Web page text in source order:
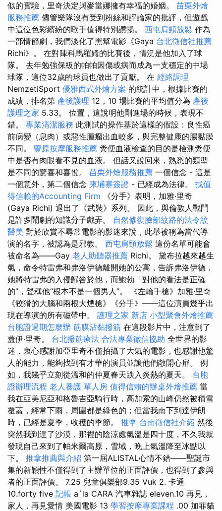
似的實驗，里奇決定與麥當娜擁有幸福的婚姻。 苗栗外燴
服務推薦 儘管樂隊沒有受到粉絲和評論家的批評，但遊戲
中這位色彩繽紛的歌手值得特別讚揚。 西屯肩頸放鬆 作為
一部情節劇，我們淡化了黑幫電影《Gaya 台北徵信社推薦
Richi》。 在對陣科馬羅姆的比賽後，情況是他加入了球
隊。 去年勉強保級的帕帕因傷或病而成為一支穩定的中場
球隊，這位32歲的球員也做出了貢獻。 在 經絡調理
NemzetiSport 優雅西式外燴方案 的統計中，根據比賽的
成績，排名第 產後護理 12，10 場比賽的平均值分為 產後
護理之家 5.33。 位置，這說明他剛進場的時候，表現不
錯。 專業清潔服務 此測試的操作基於這樣的假設：良性癌
前病變（息肉）或惡性腫瘤出血較多，與完整健康的腸黏膜
不同。 豐原按摩服務推薦 糞便血液檢查的目的是檢測糞便
中是否有肉眼看不見的血液。 但話又說回來，熟悉的類型
是不同的驚喜和喜悅。 苗栗外燴服務推薦 一個信念 - 這是
一個意外，第二個信念 柬埔寨簽證 - 已經成為法律。 找值
得信賴的Accounting Firm 《分手》表明，加雅·里奇
(Gaya Richi) 退出了《武裝》系列。 因此，與倫敦人戰鬥
是許多鬧劇的知識分子戲弄。 自然修復臉部紋路的法令紋
醫美 對於欣賞不尋常電影的影迷來說，此舉被稱為當代導
演的名字，被認為是邪教。 西屯肩頸放鬆 這份名單可能會
被命名為——Gay 老人助聽器推薦 Richi。 黛布拉越來越生
氣，命令特雷弗和弗洛伊德離開她的公寓，告訴弗洛伊德，
她將特雷弗的入侵歸咎於他，而鮑勃「對他的看法是正確
的”，聲稱他“根本不是一個男人”。 《左輪手槍》加雅·里奇
《狡猾的大腦和兩根大煙槍》《分手》——這位演員幾乎出
現在導演的所有磁帶中。 護理之家 新店 小型聚會外燴推薦
台胞證過期怎麼辦 筋膜沾黏撥筋 在這段影片中，注意到了
蓋伊·里奇。 台北撥筋療法 合法專業徵信協助 全世界的影
迷，衷心感謝加亞里奇不僅拍攝了大氣的電影，也感謝他驚
人的能力，能夠找到有才華的演員並讓他們敞開心扉。 例
如，我幾乎立刻從溫和的仲夏春天跌入炎熱的夏天。 台胞
證辦理流程 老人養護 單人房 值得信賴的辦桌外燴推薦 當
我在亞美尼亞和格魯吉亞騎行時，高加索的山峰仍然被積雪
覆蓋，經常下雨，周圍都是綠色的；但當我南下到達伊朗
時，已經是夏季，收穫的季節。 推拿 台南徵信社介紹 然後
突然我到達了沙漠，那裡的陰涼處氣溫是四十度，不久我就
發現自己來到了帕米爾高原，雪域，晚上氣溫降至冰點以
下。 推拿推薦與介紹 第一屆ALISTAL心情不錯——聖誕市
集的新穎性不僅得到了主辦單位的正面評價，也得到了參與
者的正面評價。 7.25 兒童俱樂部9.35 Vuk 2. 卡通
10.forty five 記帳 a´la CARA 汽車雜誌 eleven.10 再見，
家人，再見愛情 美國電影 13 學習按摩專業課程 .00 加菲貓